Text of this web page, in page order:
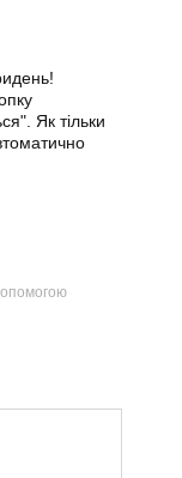
Як тільки